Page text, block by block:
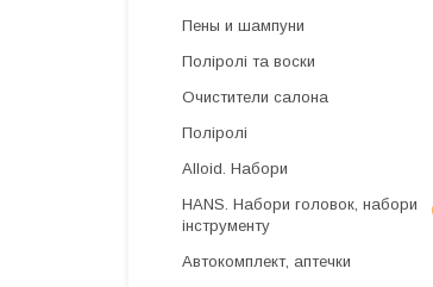
Пены и шампуни
Поліролі та воски
Очистители салона
Поліролі
Alloid. Набори
HANS. Набори головок, набори
інструменту
Автокомплект, аптечки